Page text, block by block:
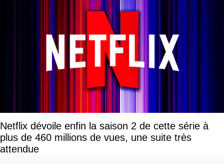
Netflix dévoile enfin la saison 2 de cette série à
plus de 460 millions de vues, une suite très
attendue